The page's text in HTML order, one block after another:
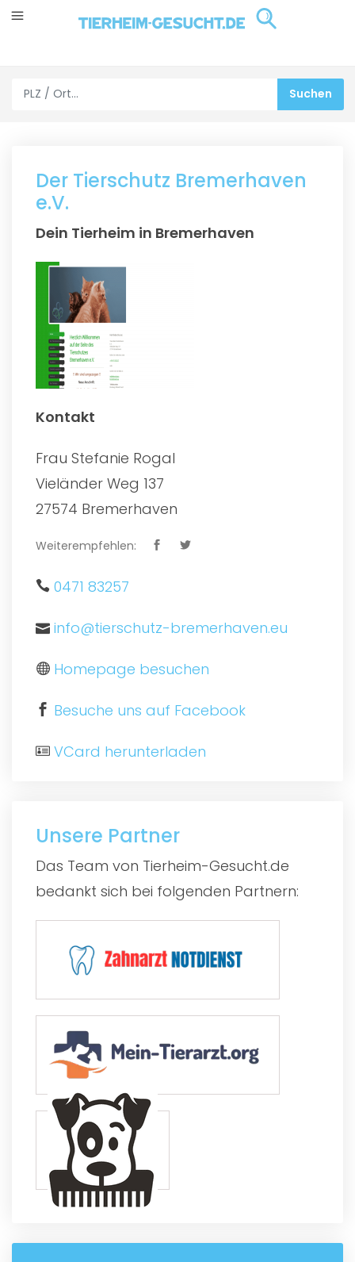
Der Tierschutz Bremerhaven
e.V.
Dein Tierheim in Bremerhaven
Kontakt
Frau Stefanie Rogal
Vieländer Weg 137
27574 Bremerhaven
Weiterempfehlen:
0471 83257
info@tierschutz-bremerhaven.eu
Homepage besuchen
Besuche uns auf Facebook
VCard herunterladen
Unsere Partner
Das Team von Tierheim-Gesucht.de
bedankt sich bei folgenden Partnern: